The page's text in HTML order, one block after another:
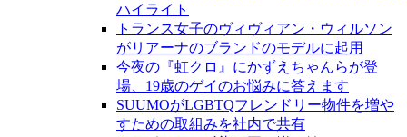
ハイライト
トランス女子のヴィヴィアン・ウィルソン
がリアーナのブランドのモデルに起用
今夜の『虹クロ』にかずえちゃんらが登
場、19歳のゲイのお悩みに答えます
SUUMOがLGBTQフレンドリー物件を増や
すための取組みを社内で共有